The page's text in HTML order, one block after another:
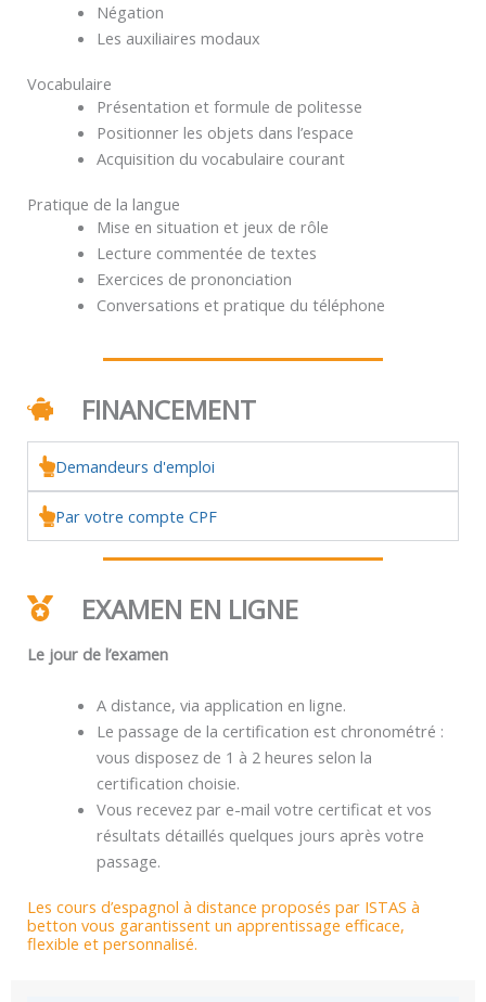
Négation
Les auxiliaires modaux
Vocabulaire
Présentation et formule de politesse
Positionner les objets dans l’espace
Acquisition du vocabulaire courant
Pratique de la langue
Mise en situation et jeux de rôle
Lecture commentée de textes
Exercices de prononciation
Conversations et pratique du téléphone
FINANCEMENT
Demandeurs d'emploi
Par votre compte CPF
EXAMEN EN LIGNE
Le jour de l’examen
A distance, via application en ligne.
Le passage de la certification est chronométré :
vous disposez de 1 à 2 heures selon la
certification choisie.
Vous recevez par e-mail votre certificat et vos
résultats détaillés quelques jours après votre
passage.
Les cours d’espagnol à distance proposés par ISTAS à
betton vous garantissent un apprentissage efficace,
flexible et personnalisé.